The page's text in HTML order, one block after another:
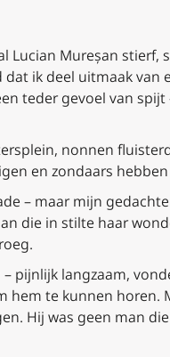
Lucian Mureșan
ik deel uitmaak van
teder gevoel van
nonnen
en zondaars hebben
– maar mijn
die in stilte haar
pijnlijk langzaam,
hem te kunnen horen.
Hij was geen man